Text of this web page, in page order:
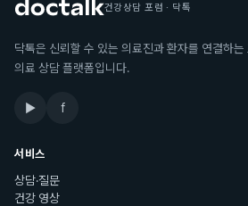
건강상담 포럼 · 닥톡
닥톡은 신뢰할 수 있는 의료진과 환자를 연결하는
의료 상담 플랫폼입니다.
▶ f
서비스
상담·질문
건강 영상